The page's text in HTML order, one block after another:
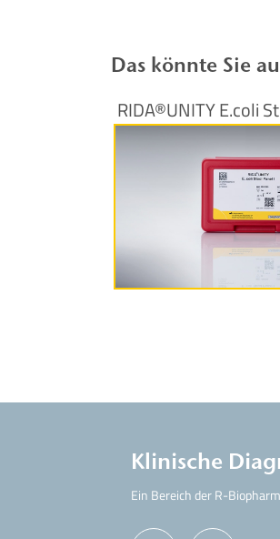
Das könnte Sie
RIDA®UNITY E.coli
Klinische
Ein Bereich der R-